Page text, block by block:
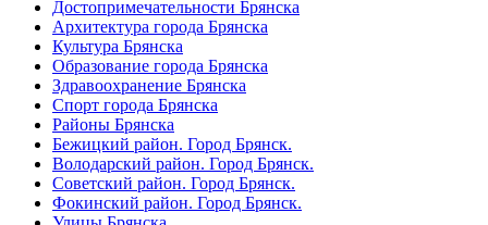
Достопримечательности Брянска
Архитектура города Брянска
Культура Брянска
Образование города Брянска
Здравоохранение Брянска
Спорт города Брянска
Районы Брянска
Бежицкий район. Город Брянск.
Володарский район. Город Брянск.
Советский район. Город Брянск.
Фокинский район. Город Брянск.